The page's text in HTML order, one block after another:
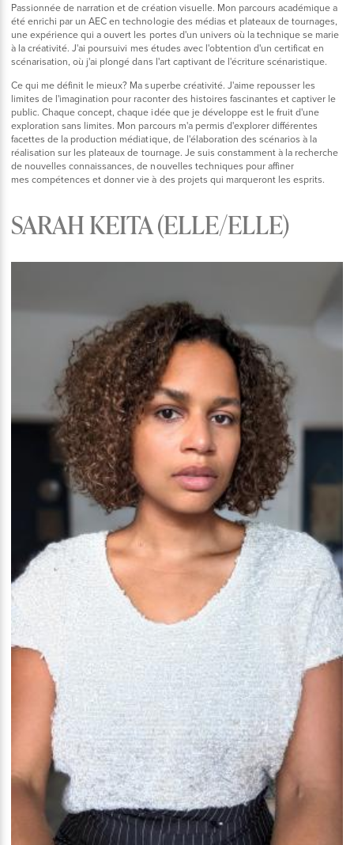
Passionnée de narration et de création visuelle. Mon parcours académique a
été enrichi par un AEC en technologie des médias et plateaux de tournages,
une expérience qui a ouvert les portes d'un univers où la technique se marie
à la créativité. J'ai poursuivi mes études avec l'obtention d'un certificat en
scénarisation, où j'ai plongé dans l'art captivant de l'écriture scénaristique.
Ce qui me définit le mieux? Ma superbe créativité. J'aime repousser les
limites de l'imagination pour raconter des histoires fascinantes et captiver le
public. Chaque concept, chaque idée que je développe est le fruit d'une
exploration sans limites. Mon parcours m'a permis d'explorer différentes
facettes de la production médiatique, de l'élaboration des scénarios à la
réalisation sur les plateaux de tournage. Je suis constamment à la recherche
de nouvelles connaissances, de nouvelles techniques pour affiner
mes compétences et donner vie à des projets qui marqueront les esprits.
SARAH KEITA (ELLE/ELLE)